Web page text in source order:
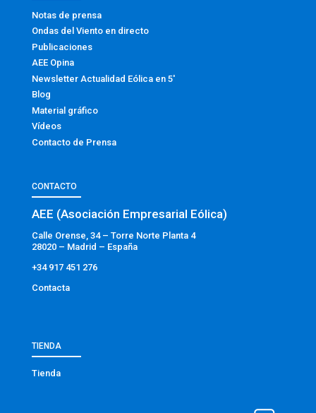
Notas de prensa
Ondas del Viento en directo
Publicaciones
AEE Opina
Newsletter Actualidad Eólica en 5′
Blog
Material gráfico
Vídeos
Contacto de Prensa
CONTACTO
AEE (Asociación Empresarial Eólica)
Calle Orense, 34 – Torre Norte Planta 4
28020 – Madrid – España
+34 917 451 276
Contacta
TIENDA
Tienda